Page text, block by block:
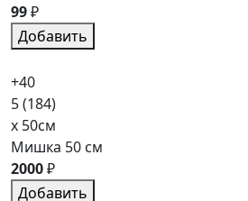
99₽
Добавить
+40
5(184)
x 50см
Мишка 50 см
2000₽
Добавить